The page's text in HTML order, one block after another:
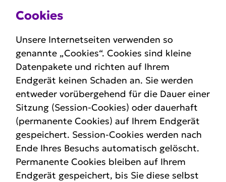
Cookies
Unsere Internetseiten verwenden so
genannte „Cookies“. Cookies sind kleine
Datenpakete und richten auf Ihrem
Endgerät keinen Schaden an. Sie werden
entweder vorübergehend für die Dauer einer
Sitzung (Session-Cookies) oder dauerhaft
(permanente Cookies) auf Ihrem Endgerät
gespeichert. Session-Cookies werden nach
Ende Ihres Besuchs automatisch gelöscht.
Permanente Cookies bleiben auf Ihrem
Endgerät gespeichert, bis Sie diese selbst